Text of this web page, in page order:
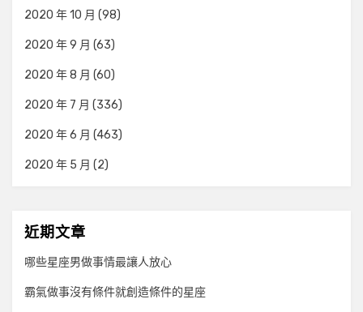
2020 年 10 月 (98)
2020 年 9 月 (63)
2020 年 8 月 (60)
2020 年 7 月 (336)
2020 年 6 月 (463)
2020 年 5 月 (2)
近期文章
哪些星座男做事情最讓人放心
霸氣做事沒有條件就創造條件的星座